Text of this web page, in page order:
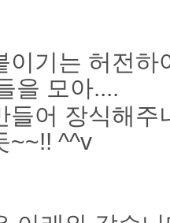
이기는 허전하
을 모아....
들어 장식해주
~~!! ^^v